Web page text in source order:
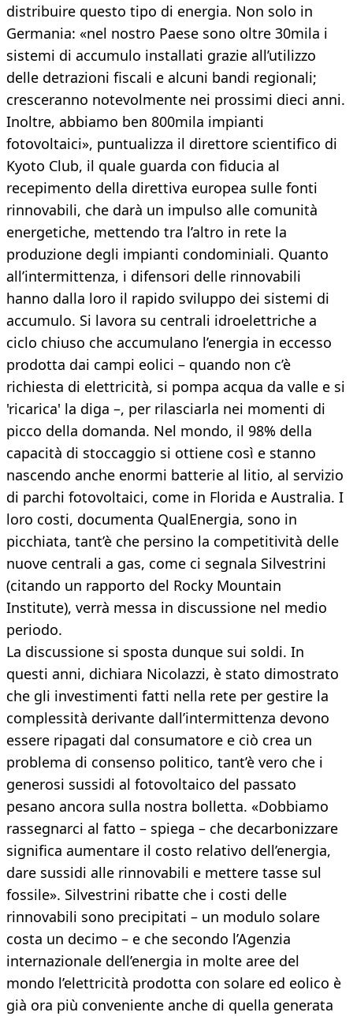
distribuire questo tipo di energia. Non solo in
Germania: «nel nostro Paese sono oltre 30mila i
sistemi di accumulo installati grazie all’utilizzo
delle detrazioni fiscali e alcuni bandi regionali;
cresceranno notevolmente nei prossimi dieci anni.
Inoltre, abbiamo ben 800mila impianti
fotovoltaici», puntualizza il direttore scientifico di
Kyoto Club, il quale guarda con fiducia al
recepimento della direttiva europea sulle fonti
rinnovabili, che darà un impulso alle comunità
energetiche, mettendo tra l’altro in rete la
produzione degli impianti condominiali. Quanto
all’intermittenza, i difensori delle rinnovabili
hanno dalla loro il rapido sviluppo dei sistemi di
accumulo. Si lavora su centrali idroelettriche a
ciclo chiuso che accumulano l’energia in eccesso
prodotta dai campi eolici – quando non c’è
richiesta di elettricità, si pompa acqua da valle e si
'ricarica' la diga –, per rilasciarla nei momenti di
picco della domanda. Nel mondo, il 98% della
capacità di stoccaggio si ottiene così e stanno
nascendo anche enormi batterie al litio, al servizio
di parchi fotovoltaici, come in Florida e Australia. I
loro costi, documenta QualEnergia, sono in
picchiata, tant’è che persino la competitività delle
nuove centrali a gas, come ci segnala Silvestrini
(citando un rapporto del Rocky Mountain
Institute), verrà messa in discussione nel medio
periodo.
La discussione si sposta dunque sui soldi. In
questi anni, dichiara Nicolazzi, è stato dimostrato
che gli investimenti fatti nella rete per gestire la
complessità derivante dall’intermittenza devono
essere ripagati dal consumatore e ciò crea un
problema di consenso politico, tant’è vero che i
generosi sussidi al fotovoltaico del passato
pesano ancora sulla nostra bolletta. «Dobbiamo
rassegnarci al fatto – spiega – che decarbonizzare
significa aumentare il costo relativo dell’energia,
dare sussidi alle rinnovabili e mettere tasse sul
fossile». Silvestrini ribatte che i costi delle
rinnovabili sono precipitati – un modulo solare
costa un decimo – e che secondo l’Agenzia
internazionale dell’energia in molte aree del
mondo l’elettricità prodotta con solare ed eolico è
già ora più conveniente anche di quella generata